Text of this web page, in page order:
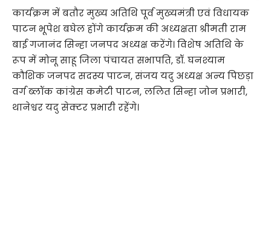
कार्यक्रम में बतौर मुख्य अतिथि पूर्व मुख्यमंत्री एवं विधायक
पाटन भूपेश बघेल होंगे कार्यक्रम की अध्यक्षता श्रीमती राम
बाई गजानंद सिन्हा जनपद अध्यक्ष करेंगे। विशेष अतिथि के
रूप में मोनू साहू जिला पंचायत सभापति, डॉ. घनश्याम
कौशिक जनपद सदस्य पाटन, संजय यदु अध्यक्ष अन्य पिछड़ा
वर्ग ब्लॉक कांग्रेस कमेटी पाटन, ललित सिन्हा जोन प्रभारी,
थानेश्वर यदु सेक्टर प्रभारी रहेंगे।